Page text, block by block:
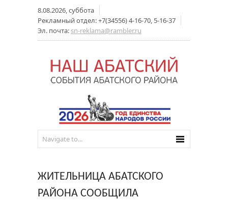
8.08.2026, суббота
Рекламный отдел: +7(34556) 4-16-70, 5-16-37
Эл. почта: sn-reklama@rambler.ru
ЖИТЕЛЬНИЦА АБАТСКОГО
РАЙОНА СООБЩИЛА